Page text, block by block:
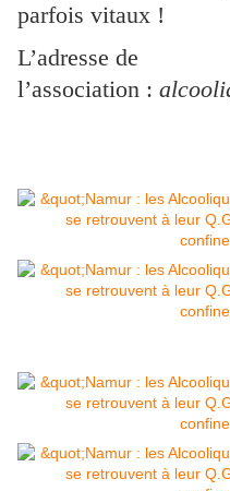
parfois vitaux !
L’adresse de
l’association :